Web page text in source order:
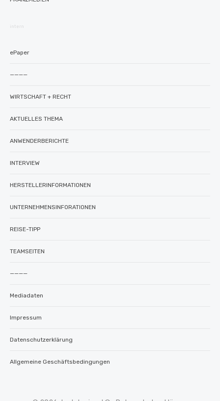
intern
ePaper
————
WIRTSCHAFT + RECHT
AKTUELLES THEMA
ANWENDERBERICHTE
INTERVIEW
HERSTELLERINFORMATIONEN
UNTERNEHMENSINFORATIONEN
REISE-TIPP
TEAMSEITEN
————
Mediadaten
Impressum
Datenschutzerklärung
Allgemeine Geschäftsbedingungen